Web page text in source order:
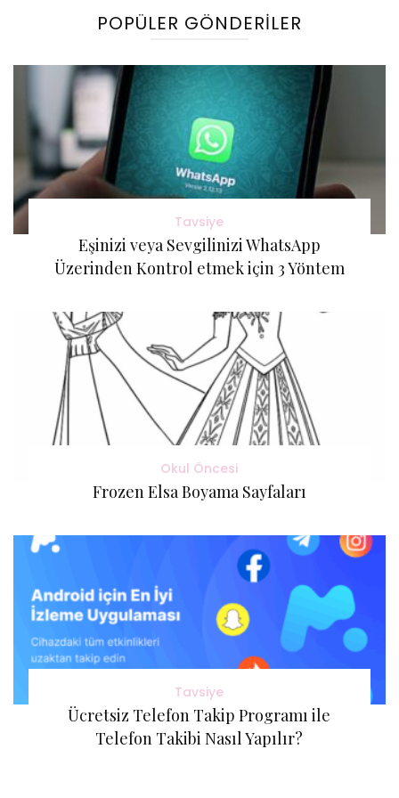
POPÜLER GÖNDERILER
Tavsiye
Eşinizi veya Sevgilinizi WhatsApp
Üzerinden Kontrol etmek için 3 Yöntem
Okul Öncesi
Frozen Elsa Boyama Sayfaları
Tavsiye
Ücretsiz Telefon Takip Programı ile
Telefon Takibi Nasıl Yapılır?